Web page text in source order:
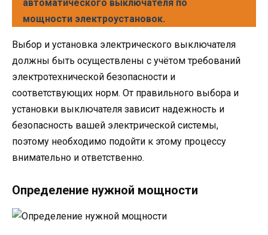
автоматического выключателя по
мощности электроустановок.
Выбор и установка электрического выключателя
должны быть осуществлены с учётом требований
электротехнической безопасности и
соответствующих норм. От правильного выбора и
установки выключателя зависит надежность и
безопасность вашей электрической системы,
поэтому необходимо подойти к этому процессу
внимательно и ответственно.
Определение нужной мощности